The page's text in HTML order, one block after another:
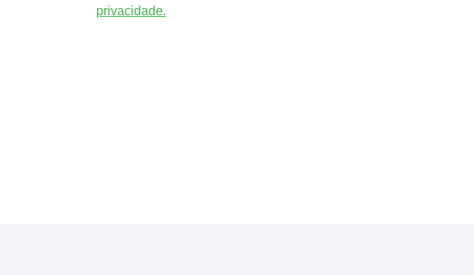
privacidade.